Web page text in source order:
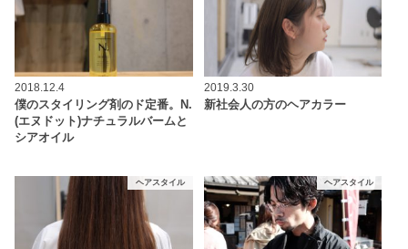
2018.12.4
僕のスタイリング剤のド定番。N.
(エヌドット)ナチュラルバームと
シアオイル
2019.3.30
新社会人の方のヘアカラー
ヘアスタイル ヘアスタイル